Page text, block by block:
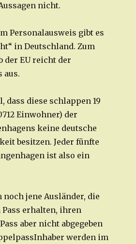
nicht.
Personalausweis gibt es
in Deutschland. Zum
der EU reicht der
aus.
dass diese schlappen 19
Einwohner) der
keine deutsche
besitzen. Jeder fünfte
ist also ein
noch jene Ausländer, die
erhalten, ihren
aber nicht abgegeben
werden im